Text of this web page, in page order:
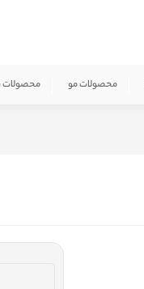
محصولات مو